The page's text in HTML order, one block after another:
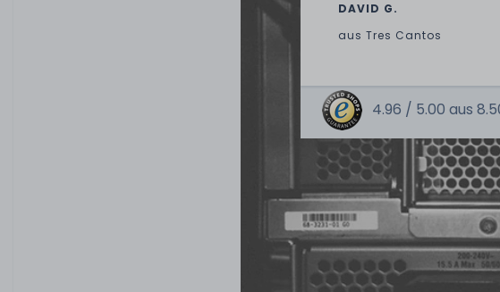
DAVID G.
aus Tres Cantos
4.96 / 5.00 aus